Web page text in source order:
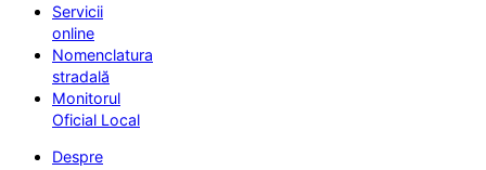
Servicii
online
Nomenclatura
stradală
Monitorul
Oficial Local
Despre